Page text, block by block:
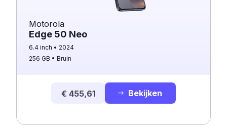
Motorola
Edge 50 Neo
6.4 inch
2024
256 GB
Bruin
€ 455,61 Bekijken